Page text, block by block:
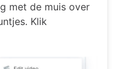
met de muis over
Klik